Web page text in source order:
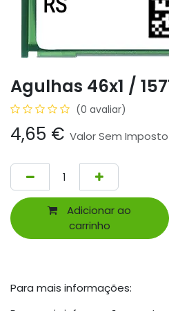
Agulhas 46x1 /
(0 avaliar)
4,65 € Valor Sem Imposto
Adicionar ao
carrinho
Para mais informações: